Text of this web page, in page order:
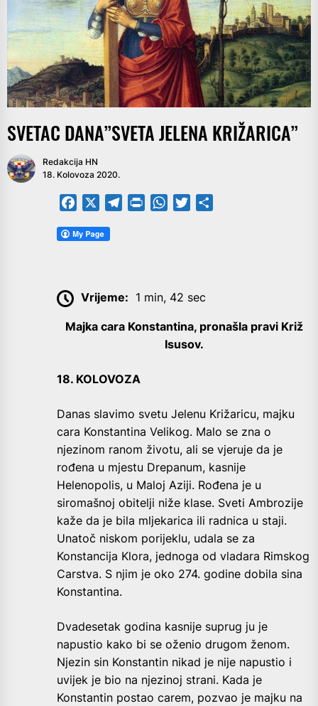
SVETAC DANA”SVETA JELENA KRIŽARICA”
Redakcija HN
18. Kolovoza 2020.
Facebook TelegramPrintFriendly
WhatsApp
Twitter
Vrijeme: 1 min, 42 sec
Majka cara Konstantina, pronašla pravi Križ
Isusov.
18. KOLOVOZA
Danas slavimo svetu Jelenu Križaricu, majku
cara Konstantina Velikog. Malo se zna o
njezinom ranom životu, ali se vjeruje da je
rođena u mjestu Drepanum, kasnije
Helenopolis, u Maloj Aziji. Rođena je u
siromašnoj obitelji niže klase. Sveti Ambrozije
kaže da je bila mljekarica ili radnica u staji.
Unatoč niskom porijeklu, udala se za
Konstancija Klora, jednoga od vladara Rimskog
Carstva. S njim je oko 274. godine dobila sina
Konstantina.
Dvadesetak godina kasnije suprug ju je
napustio kako bi se oženio drugom ženom.
Njezin sin Konstantin nikad je nije napustio i
uvijek je bio na njezinoj strani. Kada je
Konstantin postao carem, pozvao je majku na